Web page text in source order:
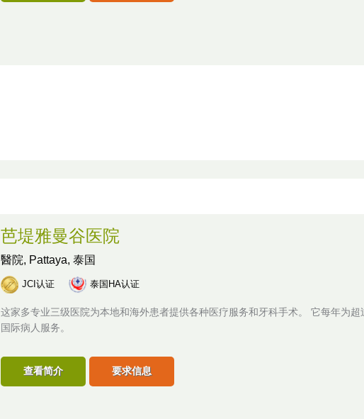
芭堤雅曼谷医院
醫院, Pattaya, 泰国
JCI认证 泰国HA认证
这家多专业三级医院为本地和海外患者提供各种医疗服务和牙科手术。 它每年为超
国际病人服务。
查看简介 要求信息